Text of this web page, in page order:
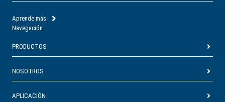
Aprende más
Navegación
PRODUCTOS
NOSOTROS
APLICACIÓN